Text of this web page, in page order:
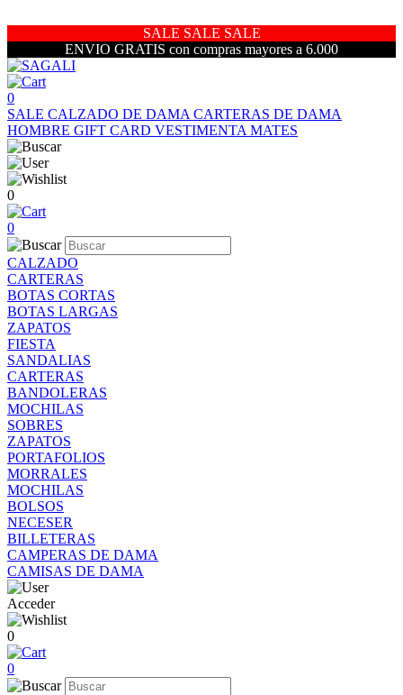
SALE SALE SALE
ENVIO GRATIS con compras mayores a 6.000
0
SALE CALZADO DE DAMA CARTERAS DE DAMA
HOMBRE GIFT CARD VESTIMENTA MATES
0
0
CALZADO
CARTERAS
BOTAS CORTAS
BOTAS LARGAS
ZAPATOS
FIESTA
SANDALIAS
CARTERAS
BANDOLERAS
MOCHILAS
SOBRES
ZAPATOS
PORTAFOLIOS
MORRALES
MOCHILAS
BOLSOS
NECESER
BILLETERAS
CAMPERAS DE DAMA
CAMISAS DE DAMA
Acceder
0
0